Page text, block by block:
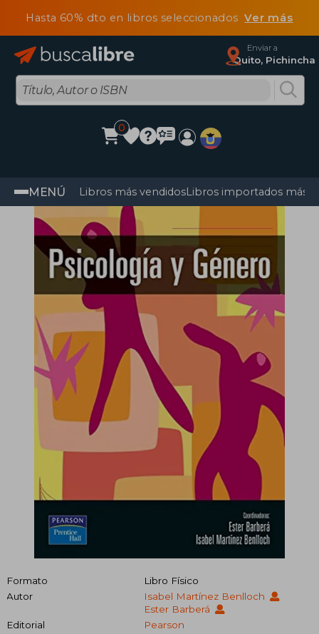
Hasta 60% dto en libros seleccionadosVer más
Enviar a
Quito, Pichincha
0
MENÚ Libros más vendidosLibros importados más
Formato
Libro Físico
Autor
Isabel Martínez Benlloch
Ester Barberá
Editorial
Pearson